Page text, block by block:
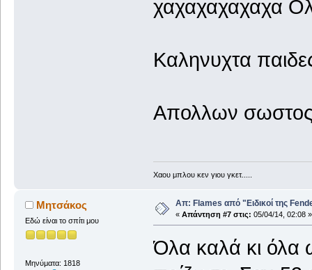
χαχαχαχαχαχα
Καληνυχτα
Απολλων σωστος
Χαου μπλου κεν γιου γκετ.....
Μητσάκος
Εδώ είναι το σπίτι μου
Μηνύματα: 1818
Απ: Flames από "Ειδικοί της
« Απάντηση #7 στις: 05/04/14, 02:08 »
Όλα καλά κι όλα